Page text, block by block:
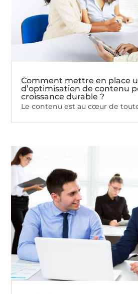
Comment mettre en place
d’optimisation de contenu
croissance durable ?
Le contenu est au cœur de